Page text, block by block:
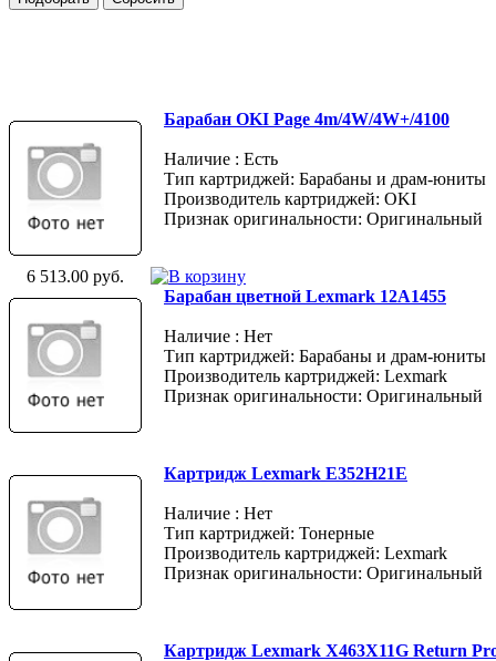
Барабан OKI Page 4m/4W/4W+/4100
Наличие : Есть
Тип картриджей: Барабаны и драм-юниты
Производитель картриджей: OKI
Признак оригинальности: Оригинальный
6 513.00 руб.
Барабан цветной Lexmark 12A1455
Наличие : Нет
Тип картриджей: Барабаны и драм-юниты
Производитель картриджей: Lexmark
Признак оригинальности: Оригинальный
Картридж Lexmark E352H21E
Наличие : Нет
Тип картриджей: Тонерные
Производитель картриджей: Lexmark
Признак оригинальности: Оригинальный
Картридж Lexmark X463X11G Return